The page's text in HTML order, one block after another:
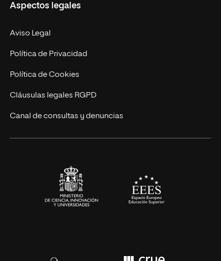
Doctorados
Experto Universitario
Postgrados
Cursos Universitarios
Facultades
Nuestro Equipo
Trabaja en UNIR
Actualidad
UNIR Revista
Eventos
Aspectos legales
Aviso Legal
Política de Privacidad
Política de Cookies
Cláusulas legales RGPD
Canal de consultas y denuncias